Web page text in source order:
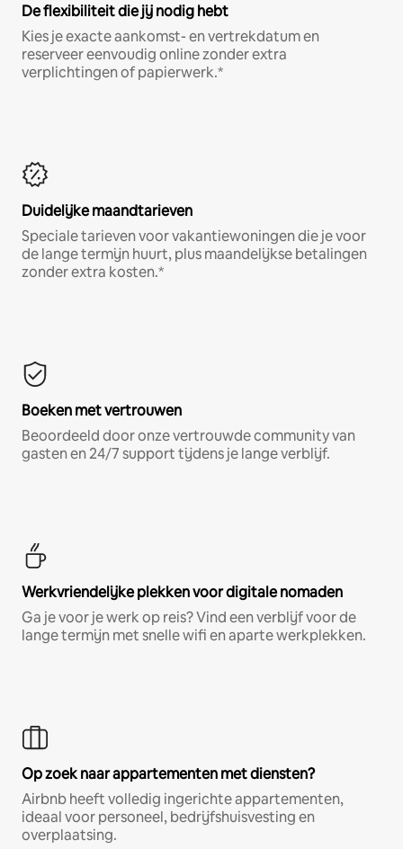
De flexibiliteit die jij nodig hebt
Kies je exacte aankomst- en vertrekdatum en
reserveer eenvoudig online zonder extra
verplichtingen of papierwerk.*
Duidelijke maandtarieven
Speciale tarieven voor vakantiewoningen die je voor
de lange termijn huurt, plus maandelijkse betalingen
zonder extra kosten.*
Boeken met vertrouwen
Beoordeeld door onze vertrouwde community van
gasten en 24/7 support tijdens je lange verblijf.
Werkvriendelijke plekken voor digitale nomaden
Ga je voor je werk op reis? Vind een verblijf voor de
lange termijn met snelle wifi en aparte werkplekken.
Op zoek naar appartementen met diensten?
Airbnb heeft volledig ingerichte appartementen,
ideaal voor personeel, bedrijfshuisvesting en
overplaatsing.